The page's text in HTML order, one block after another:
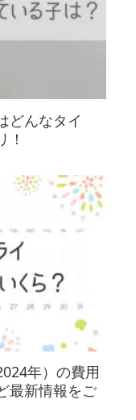
どんなタイ
！
年）の費用
最新情報をご